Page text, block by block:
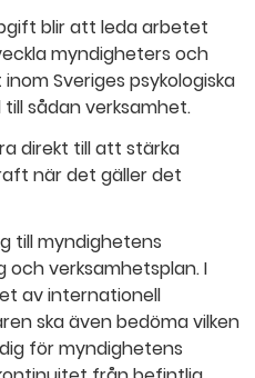
blir att leda arbetet
myndigheters och
Sveriges psykologiska
sådan verksamhet.
direkt till att stärka
när det gäller det
till myndighetens
verksamhetsplan. I
av internationell
ska även bedöma vilken
för myndighetens